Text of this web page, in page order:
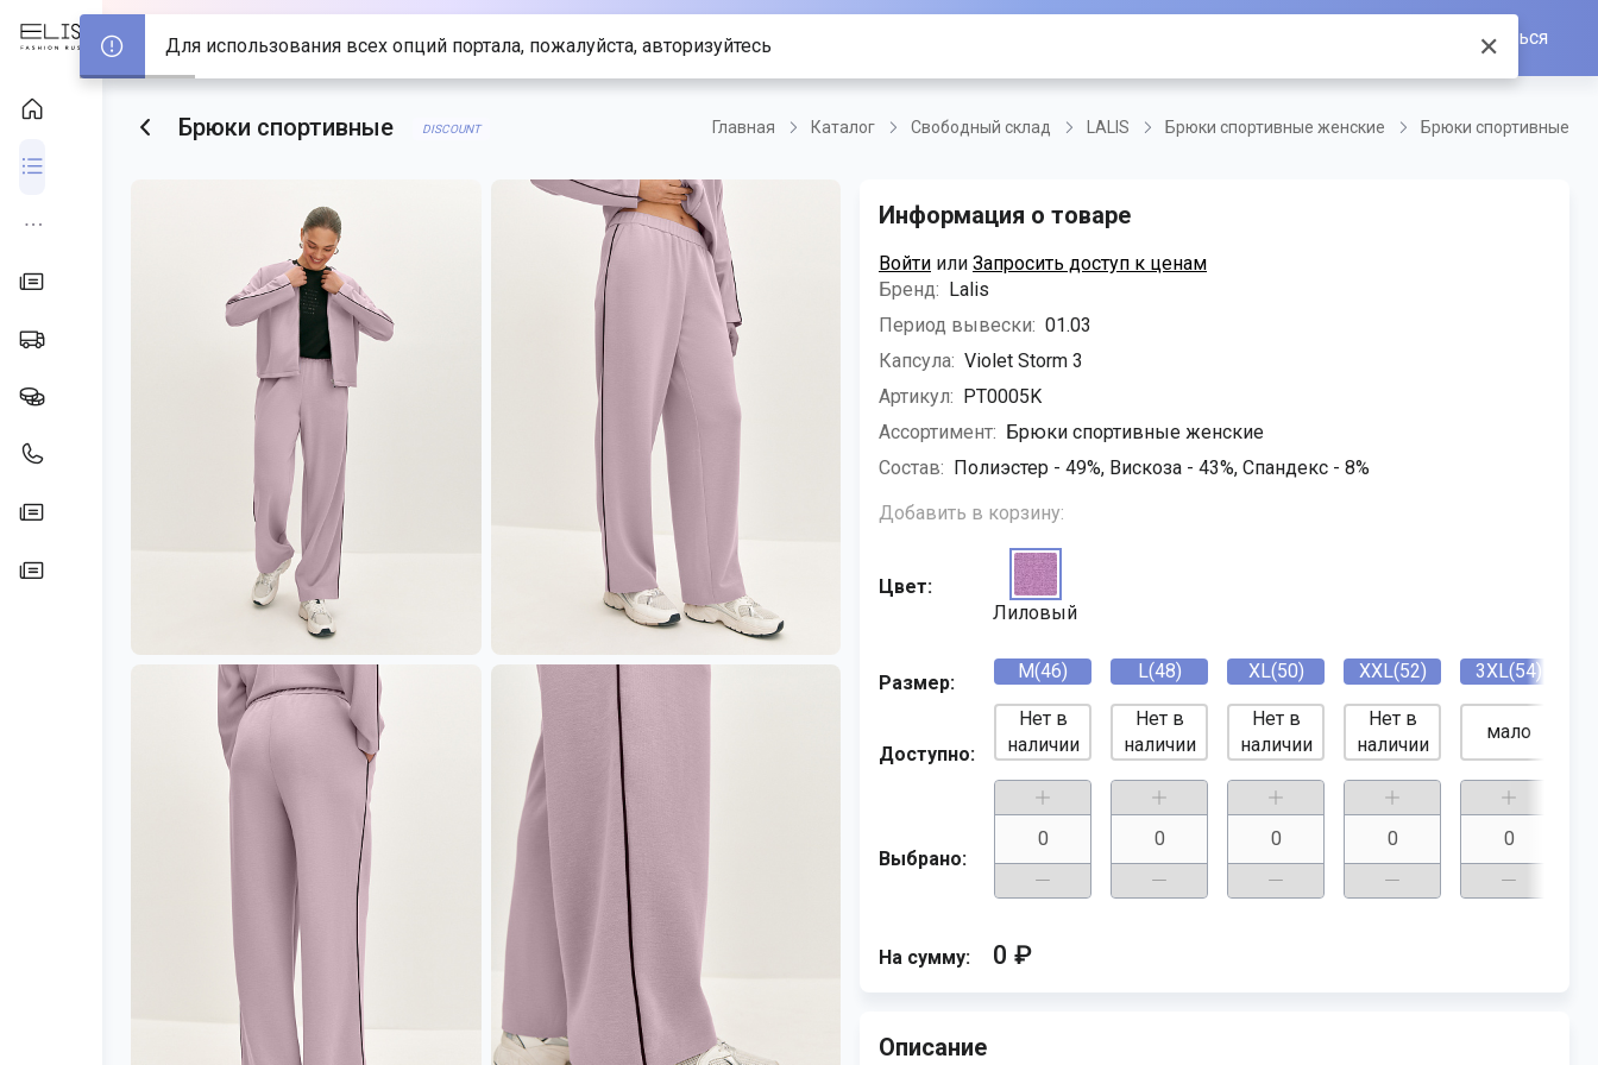
Войти/Зарегистрироваться
Брюки спортивные DISCOUNT Главная Каталог Свободный склад LALIS Брюки спортивные женские Брюки спортивные
Информация о товаре
Войти или Запросить доступ к ценам
Бренд: Lalis
Период вывески: 01.03
Капсула: Violet Storm 3
Артикул: PT0005K
Ассортимент: Брюки спортивные женские
Состав: Полиэстер - 49%, Вискоза - 43%, Спандекс - 8%
Добавить в корзину:
Цвет:
Лиловый
Размер:
Доступно:
Выбрано:
M(46) L(48) XL(50) XXL(52) 3XL(54)
Нет в
наличии
Нет в
наличии
Нет в
наличии
Нет в
наличии
мало
На сумму: 0 ₽
Описание
Для использования всех опций портала, пожалуйста, авторизуйтесь ✕